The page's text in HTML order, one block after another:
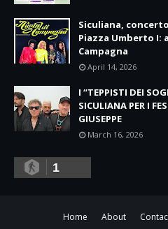
Siculiana,
Piazza Umberto I:
Campagna
April 14, 2026
I “TEPPISTI DEI
SICULIANA PER I
GIUSEPPE
March 16, 2026
1
Home About